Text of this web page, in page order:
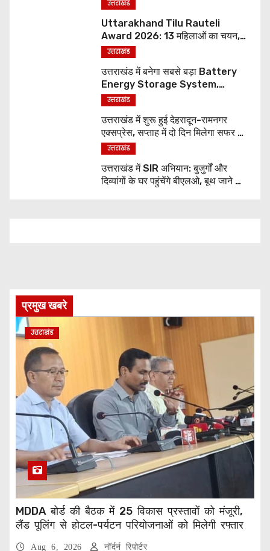
उत्तराखंड
Uttarakhand Tilu Rauteli
Award 2026: 13 महिलाओं का चयन,
8 अगस्त को सीएम धामी करेंगे सम्मानित
उत्तराखंड
उत्तराखंड में बनेगा सबसे बड़ा Battery
Energy Storage System,
UJVNL लगाएगा 352 करोड़ का प्रोजेक्ट
उत्तराखंड
उत्तराखंड में शुरू हुई देहरादून-रामनगर
एक्सप्रेस, सप्ताह में दो दिन मिलेगा सफर का
नया विकल्प
उत्तराखंड
उत्तराखंड में SIR अभियान: बुजुर्गों और
दिव्यांगों के घर पहुंचेंगे बीएलओ, बूथ जाने की
प्रमुख खबरे
उत्तराखंड
MDDA बोर्ड की बैठक में 25 विकास प्रस्तावों को मंजूरी,
लैंड पूलिंग से होटल-पर्यटन परियोजनाओं को मिलेगी रफ्तार
Aug 6, 2026 नॉर्दर्न रिपोर्टर